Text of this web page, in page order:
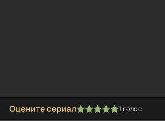
Оцените сериал
1 2 3 4 5 1 голос